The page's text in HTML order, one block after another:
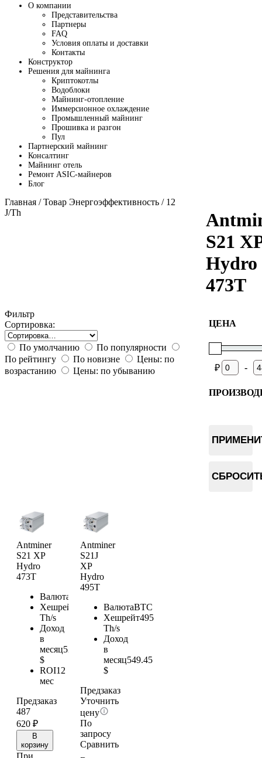
О компании
Представительства
Партнеры
FAQ
Условия оплаты и доставки
Контакты
Конструктор
Решения для майнинга
Криптокотлы
Водоблоки
Майнинг-отопление
Иммерсионное охлаждение
Промышленный майнинг
Прошивка и разгон
Пул
Партнерский майнинг
Консалтинг
Майнинг отель
Ремонт ASIC-майнеров
Блог
Главная / Товар Энергоэффективность / 12
J/Th
S21
Hydro
473T
Фильтр
Сортировка:
По умолчанию
По популярности
По рейтингу
По новизне
Цены: по
возрастанию
Цены: по убыванию
ЦЕНА
₽ -
Antminer
S21 XP
Hydro
473T
Валюта
Хешрейт
Th/s
Доход
в
месяц525.03
$
ROI12
мес
Предзаказ
487
620 ₽
В
корзину
Antminer
S21J
XP
Hydro
495T
ВалютаBTC
Хешрейт495
Th/s
Доход
в
месяц549.45
$
Предзаказ
Уточнить
цену
По
запросу
Сравнить